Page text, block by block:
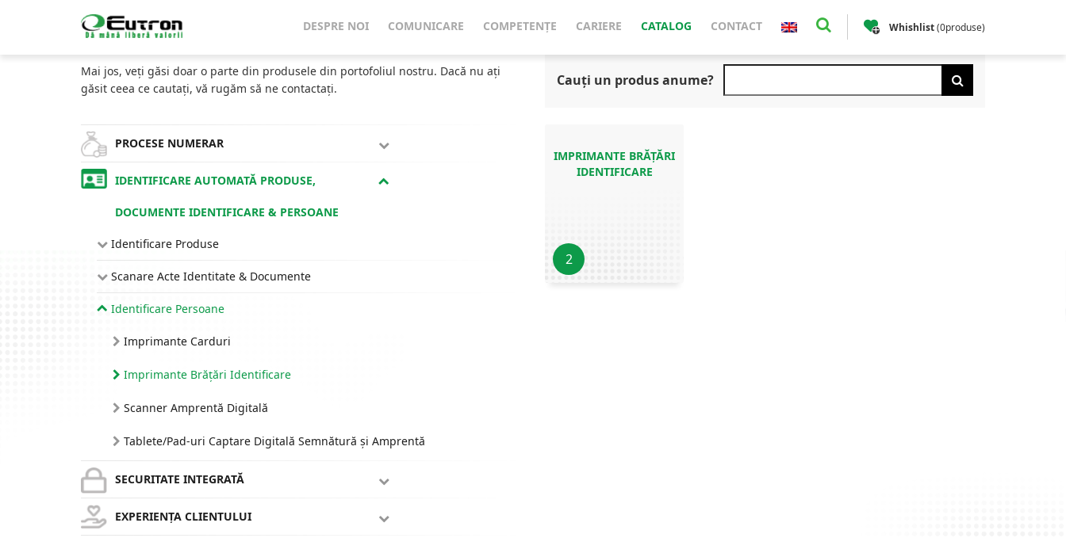
Whishlist(0produse)
DESPRE NOI COMUNICARE COMPETENȚE CARIERE CATALOG CONTACT
Home
CATALOG
Mai jos, veți găsi doar o parte din produsele din portofoliul nostru. Dacă nu ați
găsit ceea ce cautați, vă rugăm să ne contactați.
Cauți un produs anume?
PROCESE NUMERAR
IDENTIFICARE AUTOMATĂ PRODUSE,
DOCUMENTE IDENTIFICARE & PERSOANE
Identificare Produse
Scanare Acte Identitate & Documente
Identificare Persoane
Imprimante Carduri
Imprimante Brățări Identificare
Scanner Amprentă Digitală
Tablete/Pad-uri Captare Digitală Semnătură și Amprentă
SECURITATE INTEGRATĂ
EXPERIENȚA CLIENTULUI
IMPRIMANTE BRĂȚĂRI
IDENTIFICARE
2